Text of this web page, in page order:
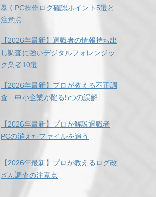
暴くPC操作ログ確認ポイント5選と
注意点
【2026年最新】退職者の情報持ち出
し調査に強いデジタルフォレンジッ
ク業者10選
【2026年最新】プロが教える不正調
査 中小企業が陥る5つの誤解
【2026年最新】プロが解説退職者
PCの消えたファイルを追う
【2026年最新】プロが教えるログ改
ざん調査の注意点